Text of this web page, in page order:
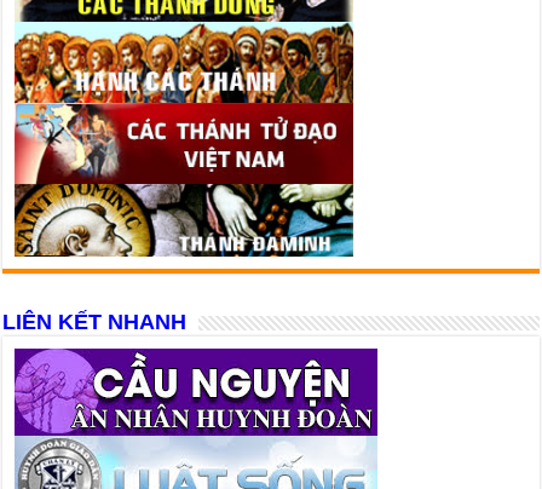
LIÊN KẾT NHANH